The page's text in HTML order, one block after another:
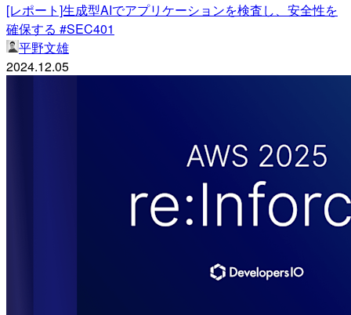
[レポート]生成型AIでアプリケーションを検査し、安全性を
確保する #SEC401
平野文雄
2024.12.05